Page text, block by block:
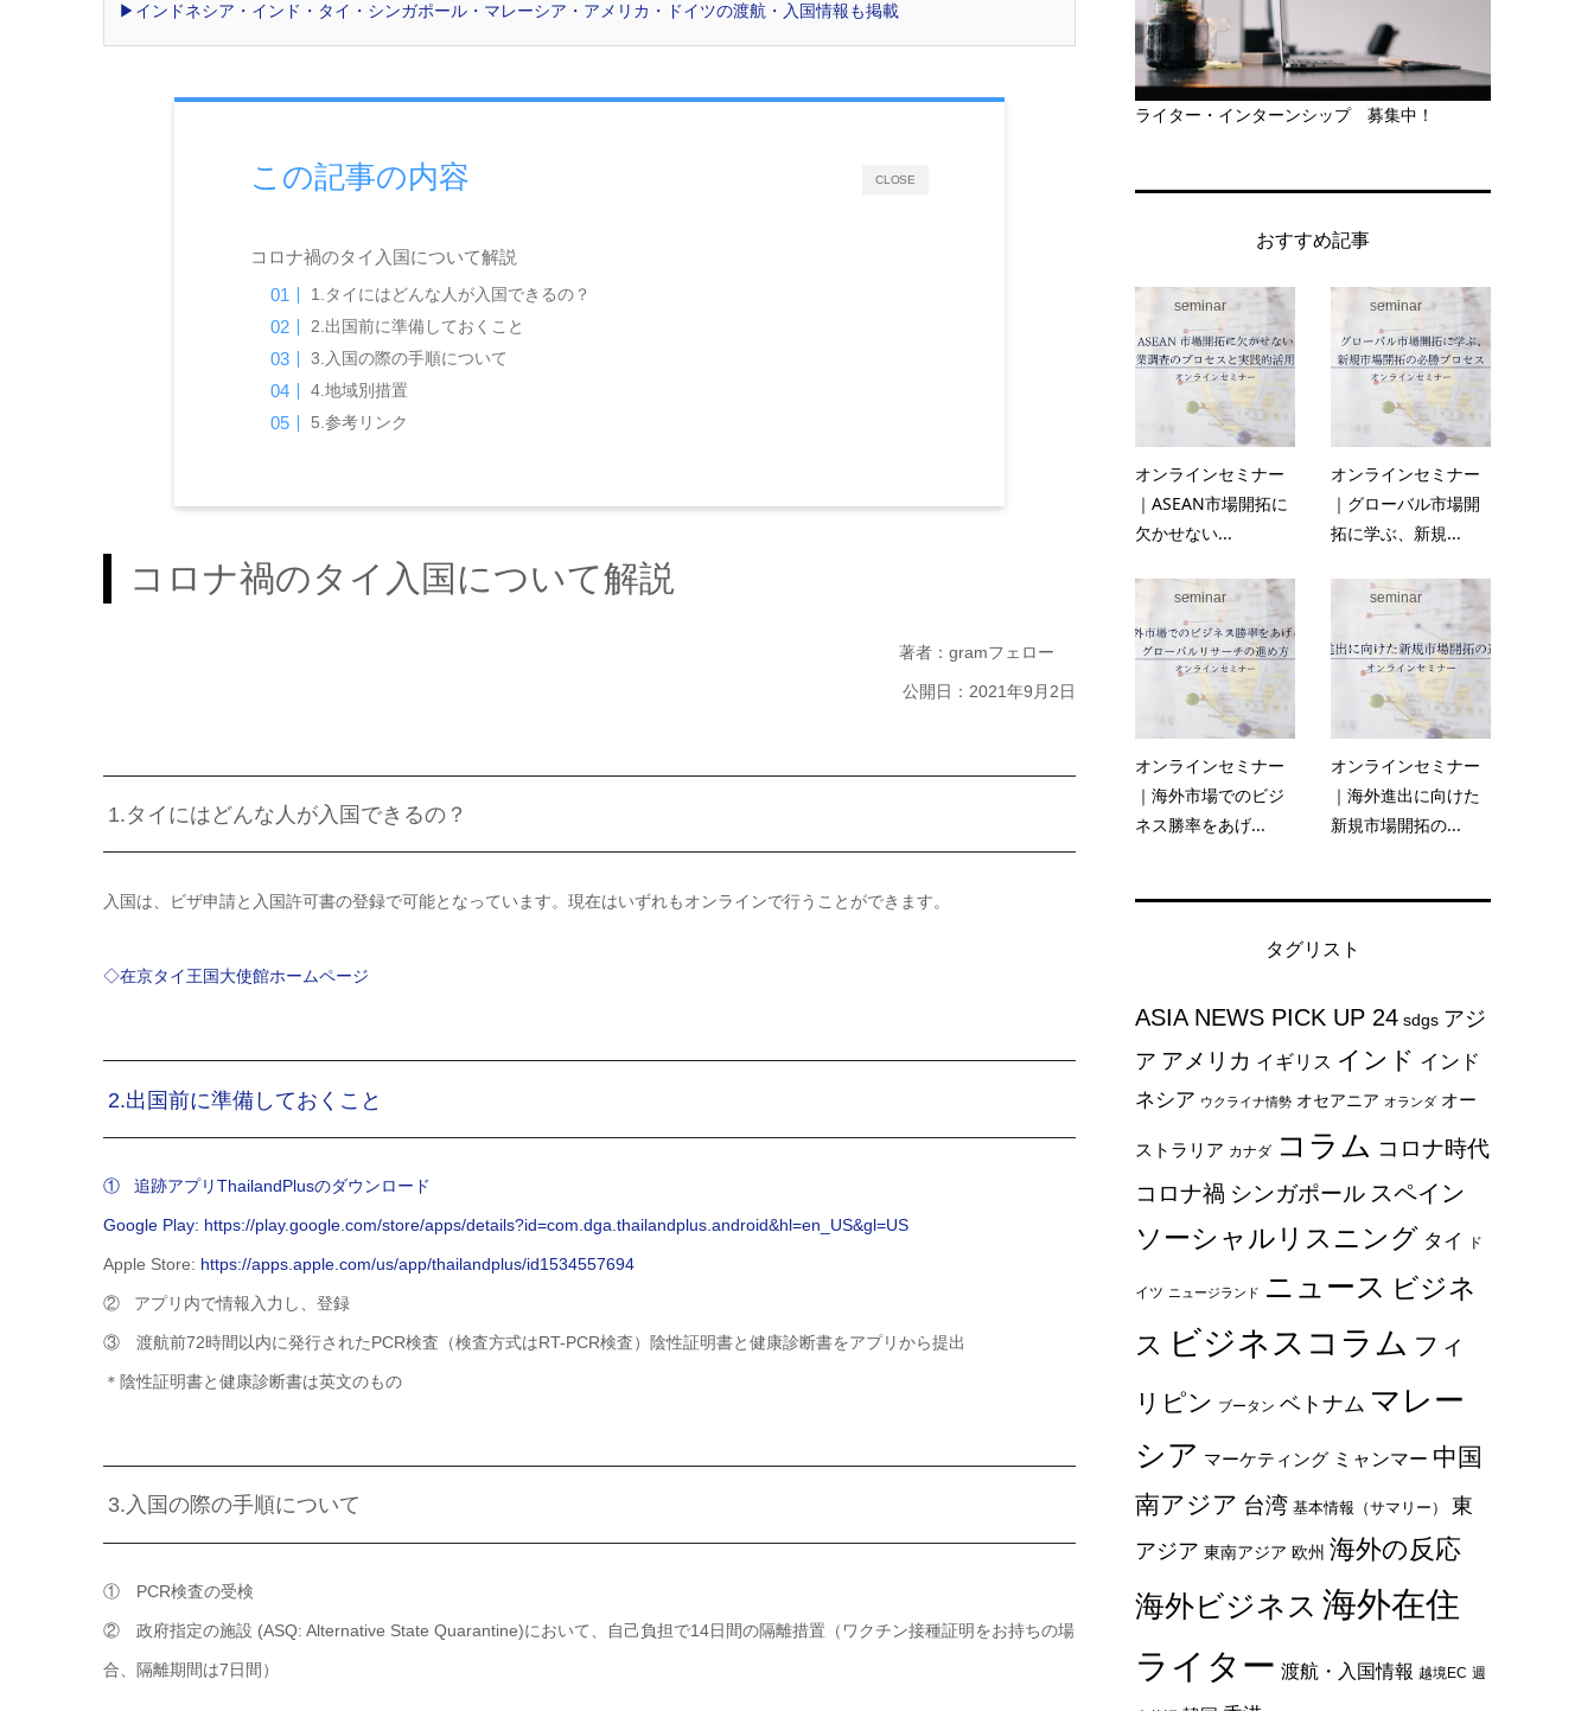
▶︎インドネシア・インド・タイ・シンガポール・マレーシア・アメリカ・ドイツの渡航・入国情報も掲載
CLOSE
この記事の内容
コロナ禍のタイ入国について解説
1.タイにはどんな人が入国できるの？
2.出国前に準備しておくこと
3.入国の際の手順について
4.地域別措置
5.参考リンク
コロナ禍のタイ入国について解説
著者：gramフェロー
公開日：2021年9月2日
1.タイにはどんな人が入国できるの？
入国は、ビザ申請と入国許可書の登録で可能となっています。現在はいずれもオンラインで行うことができます。
◇在京タイ王国大使館ホームページ
2.出国前に準備しておくこと
① 追跡アプリThailandPlusのダウンロード
Google Play: https://play.google.com/store/apps/details?id=com.dga.thailandplus.android&hl=en_US&gl=US
Apple Store: https://apps.apple.com/us/app/thailandplus/id1534557694
② アプリ内で情報入力し、登録
③ 渡航前72時間以内に発行されたPCR検査（検査方式はRT-PCR検査）陰性証明書と健康診断書をアプリから提出
＊陰性証明書と健康診断書は英文のもの
3.入国の際の手順について
① PCR検査の受検
② 政府指定の施設 (ASQ: Alternative State Quarantine)において、自己負担で14日間の隔離措置（ワクチン接種証明をお持ちの場
合、隔離期間は7日間）
ライター・インターンシップ 募集中！
おすすめ記事
seminar
オンラインセミナー
｜ASEAN市場開拓に
欠かせない...
seminar
オンラインセミナー
｜グローバル市場開
拓に学ぶ、新規...
seminar
オンラインセミナー
｜海外市場でのビジ
ネス勝率をあげ...
seminar
オンラインセミナー
｜海外進出に向けた
新規市場開拓の...
タグリスト
ASIA NEWS PICK UP 24 sdgs アジ
ア アメリカ イギリス インド インド
ネシア ウクライナ情勢 オセアニア オランダ オー
ストラリア カナダ コラム コロナ時代
コロナ禍 シンガポール スペイン
ソーシャルリスニング タイ ド
イツ ニュージランド ニュース ビジネ
ス ビジネスコラム フィ
リピン ブータン ベトナム マレー
シア マーケティング ミャンマー 中国
南アジア 台湾 基本情報（サマリー）
東
アジア 東南アジア 欧州 海外の反応
海外ビジネス 海外在住
ライター 渡航・入国情報 越境EC 週